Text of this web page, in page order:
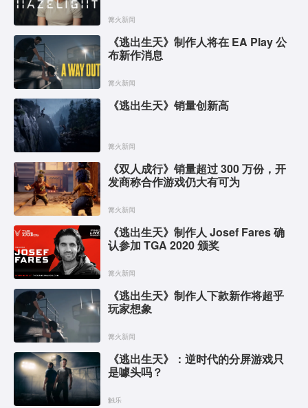
篝火新闻
《逃出生天》制作人将在 EA Play 公
布新作消息
篝火新闻
《逃出生天》销量创新高
篝火新闻
《双人成行》销量超过 300 万份，开
发商称合作游戏仍大有可为
篝火新闻
《逃出生天》制作人 Josef Fares 确
认参加 TGA 2020 颁奖
篝火新闻
《逃出生天》制作人下款新作将超乎
玩家想象
篝火新闻
《逃出生天》：逆时代的分屏游戏只
是噱头吗？
触乐